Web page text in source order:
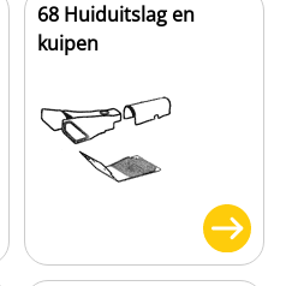
68 Huiduitslag en
kuipen